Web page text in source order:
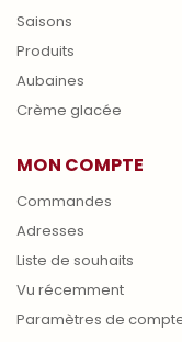
Saisons
Produits
Aubaines
Crème glacée
MON COMPTE
Commandes
Adresses
Liste de souhaits
Vu récemment
Paramètres de